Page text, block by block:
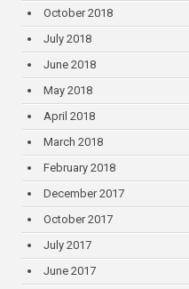
October 2018
July 2018
June 2018
May 2018
April 2018
March 2018
February 2018
December 2017
October 2017
July 2017
June 2017